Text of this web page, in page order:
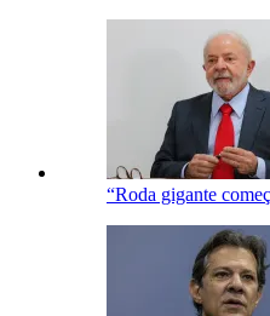
“Roda gigante